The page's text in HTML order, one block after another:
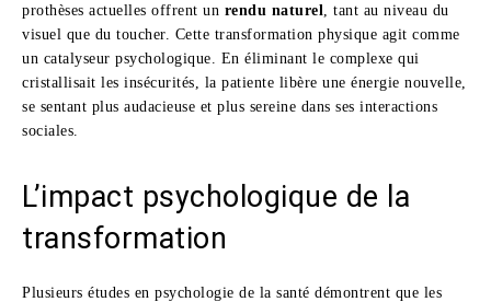
prothèses actuelles offrent un rendu naturel, tant au niveau du
visuel que du toucher. Cette transformation physique agit comme
un catalyseur psychologique. En éliminant le complexe qui
cristallisait les insécurités, la patiente libère une énergie nouvelle,
se sentant plus audacieuse et plus sereine dans ses interactions
sociales.
L’impact psychologique de la
transformation
Plusieurs études en psychologie de la santé démontrent que les